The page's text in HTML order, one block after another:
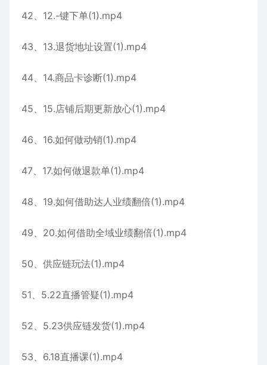
42、12.-键下单(1).mp4
43、13.退货地址设置(1).mp4
44、14.商品卡诊断(1).mp4
45、15.店铺后期更新放心(1).mp4
46、16.如何做动销(1).mp4
47、17.如何做退款单(1).mp4
48、19.如何借助达人业绩翻倍(1).mp4
49、20.如何借助全域业绩翻倍(1).mp4
50、供应链玩法(1).mp4
51、5.22直播管疑(1).mp4
52、5.23供应链发货(1).mp4
53、6.18直播课(1).mp4